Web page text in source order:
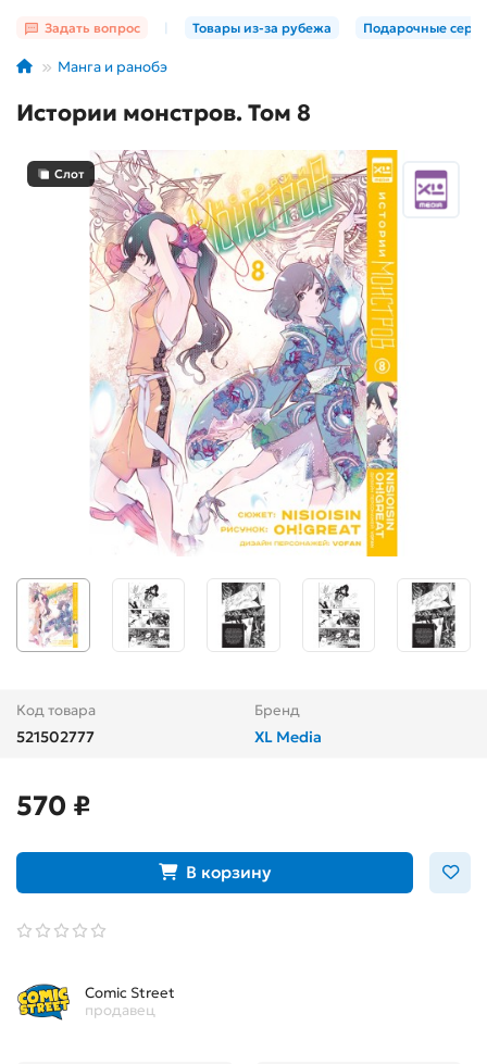
Задать вопрос Товары из-за рубежа Подарочные
Манга и ранобэ
Истории монстров. Том 8
Слот
Код товара
521502777
Бренд
XL Media
570 ₽
В корзину
Comic Street
продавец